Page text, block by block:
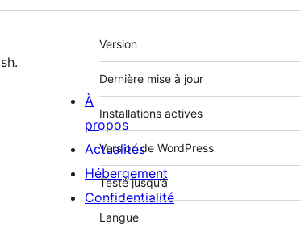
Méta
Version
Dernière mise à jour
Installations actives
Version de WordPress
Testé jusqu’à
Langue
À
propos
Actualités
Hébergement
Confidentialité